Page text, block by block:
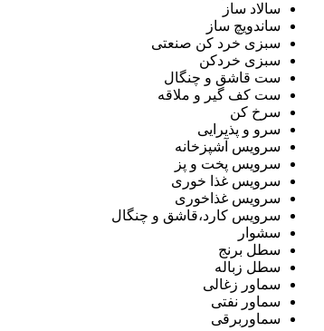
سالاد ساز
ساندویچ ساز
سبزی خرد کن صنعتی
سبزی خردکن
ست قاشق و چنگال
ست کف گیر و ملاقه
سرخ کن
سرو و پذیرایی
سرویس آشپزخانه
سرویس پخت و پز
سرویس غذا خوری
سرویس غذاخوری
سرویس کارد،قاشق و چنگال
سشوار
سطل برنج
سطل زباله
سماور زغالی
سماور نفتی
سماوربرقی